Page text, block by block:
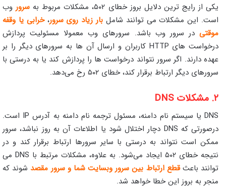
یکی از رایج‌ ترین دلایل بروز خطای ۵۰۲، مشکلات مربوط به سرور وب
است. این مشکلات می‌ توانند شامل بار زیاد روی سرور،خرابی یا وقفه
موقتی در سرور وب باشد. سرورهای وب معمولا مسئولیت پردازش
درخواست‌ های HTTP کاربران و ارسال آن‌ ها به سرورهای دیگر را بر
عهده دارند. اگر سرور نتواند درخواست‌ ها را پردازش کند یا به درستی با
سرورهای دیگر ارتباط برقرار کند، خطای ۵۰۲ رخ می‌دهد.
۲. مشکلات DNS
DNS یا سیستم نام دامنه، مسئول ترجمه نام دامنه به آدرس IP است.
درصورتی که DNS دچار اختلال شود یا اطلاعات آن به‌ روز نباشد، سرور
ممکن است نتواند به درستی با سایر سرورها ارتباط برقرار کند و در
نتیجه خطای ۵۰۲ ایجاد می‌شود. به علاوه، مشکلات مرتبط با DNS می‌
توانند باعثقطع ارتباط بین سرور وبسایت شما و سرور مقصد شوند که
منجر به بروز این خطا خواهد شد.